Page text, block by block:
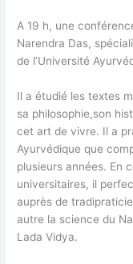
A 19 h, une
Narendra Das,
de l’Université
Il a étudié les textes
sa philosophie,son
cet art de vivre. Il a
Ayurvédique que
plusieurs années. En
universitaires, il
auprès de
autre la science du
Lada Vidya.